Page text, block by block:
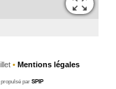
• Mentions légales
propulsé par SPIP